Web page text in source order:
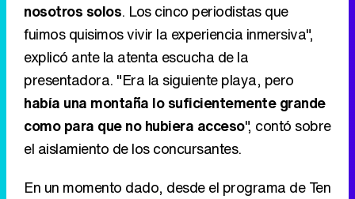
nosotros solos. Los cinco periodistas que
fuimos quisimos vivir la experiencia inmersiva",
explicó ante la atenta escucha de la
presentadora. "Era la siguiente playa, pero
había una montaña lo suficientemente grande
como para que no hubiera acceso", contó sobre
el aislamiento de los concursantes.
En un momento dado, desde el programa de Ten